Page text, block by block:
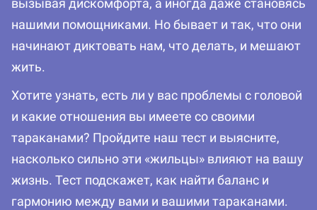
вызывая дискомфорта, а иногда даже становясь
нашими помощниками. Но бывает и так, что они
начинают диктовать нам, что делать, и мешают
жить.
Хотите узнать, есть ли у вас проблемы с головой
и какие отношения вы имеете со своими
тараканами? Пройдите наш тест и выясните,
насколько сильно эти «жильцы» влияют на вашу
жизнь. Тест подскажет, как найти баланс и
гармонию между вами и вашими тараканами.